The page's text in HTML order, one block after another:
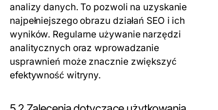
analizy danych. To pozwoli na uzyskanie
najpełniejszego obrazu działań SEO i ich
wyników. Regularne używanie narzędzi
analitycznych oraz wprowadzanie
usprawnień może znacznie zwiększyć
efektywność witryny.